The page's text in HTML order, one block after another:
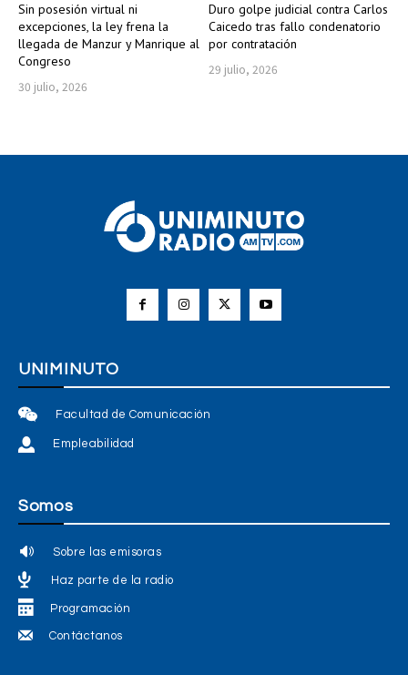
Sin posesión virtual ni
excepciones, la ley frena la
llegada de Manzur y Manrique al
Congreso
30 julio, 2026
Duro golpe judicial contra Carlos
Caicedo tras fallo condenatorio
por contratación
29 julio, 2026
UNIMINUTO
Facultad de Comunicación
Empleabilidad
Somos
Sobre las emisoras
Haz parte de la radio
Programación
Contáctanos